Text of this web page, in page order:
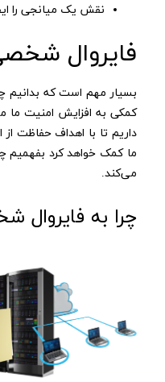
نقش یک میانجی را
فایروال
بسیار مهم است که بدانیم
کمکی به افزایش امنیت ما
داریم تا با اهداف حفاظت
ما کمک خواهد کرد بفهمیم
می‌کند.
چرا به فایروال